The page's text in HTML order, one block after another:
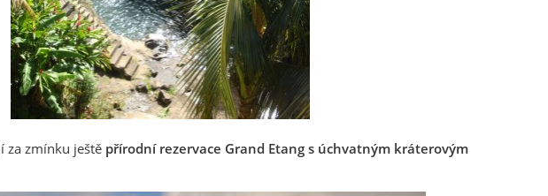
za zmínku ještě přírodní rezervace Grand Etang s úchvatným kráterovým